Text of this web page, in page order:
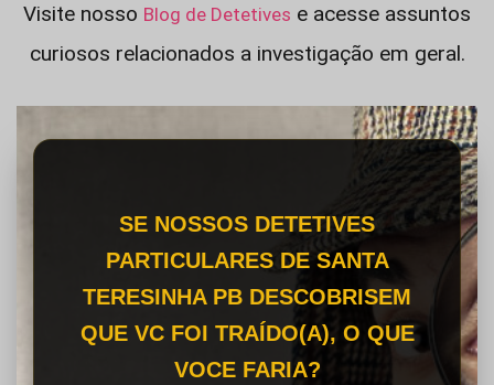
Visite nosso Blog de Detetives e acesse assuntos
curiosos relacionados a investigação em geral.
SE NOSSOS DETETIVES
PARTICULARES DE SANTA
TERESINHA PB DESCOBRISEM
QUE VC FOI TRAÍDO(A), O QUE
VOCE FARIA?